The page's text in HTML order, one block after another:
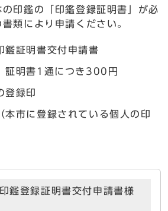
印鑑の「印鑑登録証明書」が必
類により申請ください。
鑑証明書交付申請書
証明書1通につき300円
登録印
本市に登録されている個人の印
鑑登録証明書交付申請書様